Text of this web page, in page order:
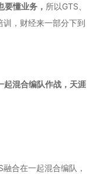
要懂业务， 所以GTS、
，财经来一部分下到
起混合编队作战，天涯
合在一起混合编队，